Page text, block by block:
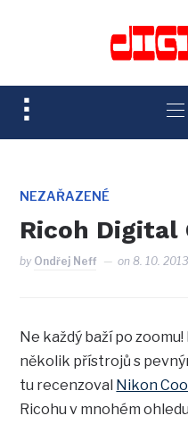
TOGGLE
SIDEBAR
NAVIGATION
NEZAŘAZENÉ
Ricoh Digital
by Ondřej Neff on8. 10. 2013
Ne každý baží po
několik přístrojů s
tu recenzoval Nikon
Ricohu v mnohém